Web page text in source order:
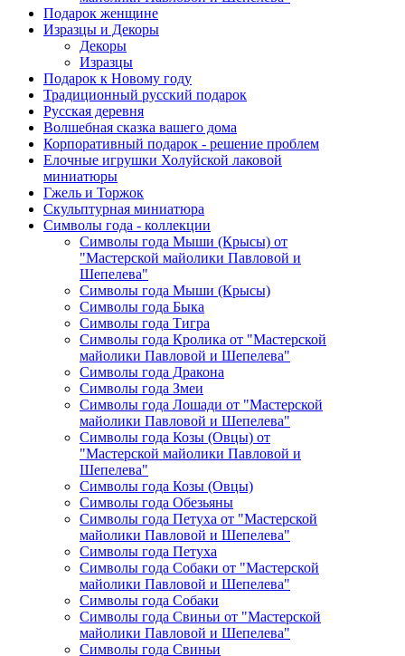
Подарок женщине
Изразцы и Декоры
Декоры
Изразцы
Подарок к Новому году
Традиционный русский подарок
Русская деревня
Волшебная сказка вашего дома
Корпоративный подарок - решение проблем
Елочные игрушки Холуйской лаковой
миниатюры
Гжель и Торжок
Скульптурная миниатюра
Символы года - коллекции
Символы года Мыши (Крысы) от
"Мастерской майолики Павловой и
Шепелева"
Символы года Мыши (Крысы)
Символы года Быка
Символы года Тигра
Символы года Кролика от "Мастерской
майолики Павловой и Шепелева"
Символы года Дракона
Символы года Змеи
Символы года Лошади от "Мастерской
майолики Павловой и Шепелева"
Символы года Козы (Овцы) от
"Мастерской майолики Павловой и
Шепелева"
Символы года Козы (Овцы)
Символы года Обезьяны
Символы года Петуха от "Мастерской
майолики Павловой и Шепелева"
Символы года Петуха
Символы года Собаки от "Мастерской
майолики Павловой и Шепелева"
Символы года Собаки
Символы года Свиньи от "Мастерской
майолики Павловой и Шепелева"
Символы года Свиньи